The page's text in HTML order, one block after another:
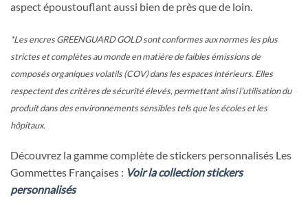
aspect époustouflant aussi bien de près que de loin.
*Les encres GREENGUARD GOLD sont conformes aux normes les plus
strictes et complètes au monde en matière de faibles émissions de
composés organiques volatils (COV) dans les espaces intérieurs. Elles
respectent des critères de sécurité élevés, permettant ainsi l’utilisation du
produit dans des environnements sensibles tels que les écoles et les
hôpitaux.
Découvrez la gamme complète de stickers personnalisés Les
Gommettes Françaises : Voir la collection stickers
personnalisés